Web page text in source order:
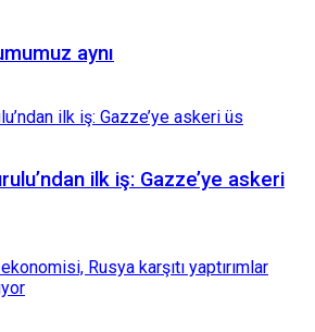
aynı
ilk iş: Gazze’ye askeri